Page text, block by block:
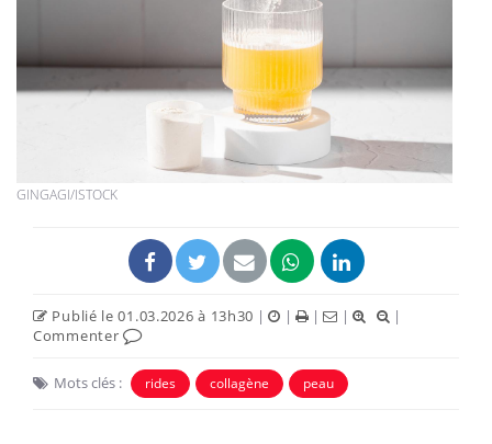
GINGAGI/ISTOCK
Publié le 01.03.2026 à 13h30 | | | |
|
Commenter
Mots clés : rides collagène peau